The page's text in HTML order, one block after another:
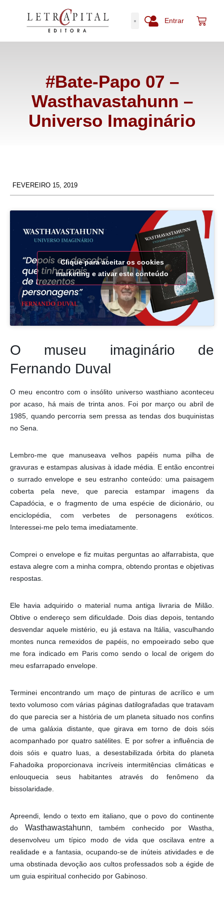
Entrar
#Bate-Papo 07 –
Wasthavastahunn –
Universo Imaginário
FEVEREIRO 15, 2019
Clique para aceitar os cookies
marketing e ativar este conteúdo
O museu imaginário de
Fernando Duval
O meu encontro com o insólito universo wasthiano aconteceu
por acaso, há mais de trinta anos. Foi por março ou abril de
1985, quando percorria sem pressa as tendas dos buquinistas
no Sena.
Lembro-me que manuseava velhos papéis numa pilha de
gravuras e estampas alusivas à idade média. E então encontrei
o surrado envelope e seu estranho conteúdo: uma paisagem
coberta pela neve, que parecia estampar imagens da
Capadócia, e o fragmento de uma espécie de dicionário, ou
enciclopédia, com verbetes de personagens exóticos.
Interessei-me pelo tema imediatamente.
Comprei o envelope e fiz muitas perguntas ao alfarrabista, que
estava alegre com a minha compra, obtendo prontas e objetivas
respostas.
Ele havia adquirido o material numa antiga livraria de Milão.
Obtive o endereço sem dificuldade. Dois dias depois, tentando
desvendar aquele mistério, eu já estava na Itália, vasculhando
montes nunca remexidos de papéis, no empoeirado sebo que
me fora indicado em Paris como sendo o local de origem do
meu esfarrapado envelope.
Terminei encontrando um maço de pinturas de acrílico e um
texto volumoso com várias páginas datilografadas que tratavam
do que parecia ser a história de um planeta situado nos confins
de uma galáxia distante, que girava em torno de dois sóis
acompanhado por quatro satélites. E por sofrer a influência de
dois sóis e quatro luas, a desestabilizada órbita do planeta
Fahadoika proporcionava incríveis intermitências climáticas e
enlouquecia seus habitantes através do fenômeno da
bissolaridade.
Apreendi, lendo o texto em italiano, que o povo do continente
do Wasthawastahunn , também conhecido por Wastha,
desenvolveu um típico modo de vida que oscilava entre a
realidade e a fantasia, ocupando-se de inúteis atividades e de
uma obstinada devoção aos cultos professados sob a égide de
um guia espiritual conhecido por Gabinoso.